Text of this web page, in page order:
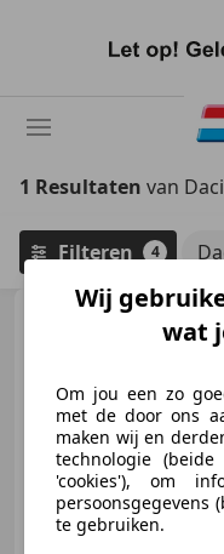
naar
1 Resultaten van
Filteren 4
11/2011
Wij
wat
Om jou een zo
met de door ons
maken wij en
technologie
'cookies'), om
persoonsgegevens
te gebruiken.